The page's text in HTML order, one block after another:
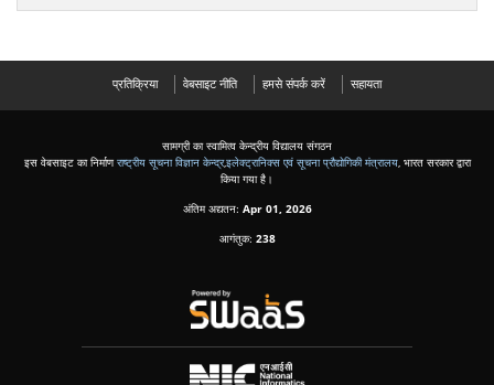
प्रतिक्रिया वेबसाइट नीति हमसे संपर्क करें सहायता
सामग्री का स्वामित्व केन्द्रीय विद्यालय संगठन
इस वेबसाइट का निर्माणराष्ट्रीय सूचना विज्ञान केन्द्र,इलेक्ट्रानिक्स एवं सूचना प्रौद्योगिकी मंत्रालय, भारत सरकार द्वारा
किया गया है।
अंतिम अद्यतन: Apr 01, 2026
आगंतुक: 238